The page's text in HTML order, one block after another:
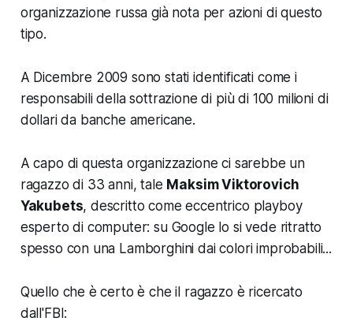
organizzazione russa già nota per azioni di questo
tipo.
A Dicembre 2009 sono stati identificati come i
responsabili della sottrazione di più di 100 milioni di
dollari da banche americane.
A capo di questa organizzazione ci sarebbe un
ragazzo di 33 anni, tale Maksim Viktorovich
Yakubets, descritto come eccentrico playboy
esperto di computer: su Google lo si vede ritratto
spesso con una Lamborghini dai colori improbabili...
Quello che è certo è che il ragazzo è ricercato
dall'FBI: